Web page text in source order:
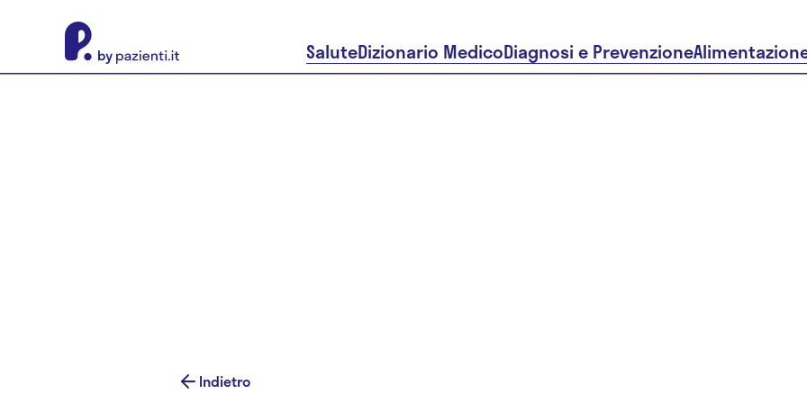
SaluteDizionario MedicoDiagnosi e Prevenzione
Indietro